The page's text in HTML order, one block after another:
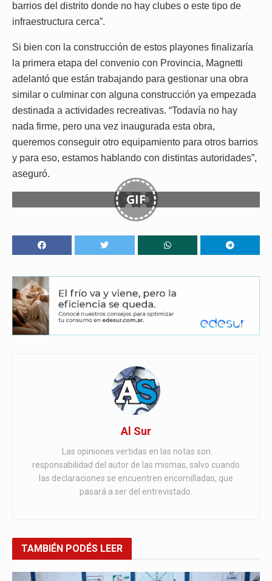
barrios del distrito donde no hay clubes o este tipo de
infraestructura cerca”.
Si bien con la construcción de estos playones finalizaría
la primera etapa del convenio con Provincia, Magnetti
adelantó que están trabajando para gestionar una obra
similar o culminar con alguna construcción ya empezada
destinada a actividades recreativas. “Todavía no hay
nada firme, pero una vez inaugurada esta obra,
queremos conseguir otro equipamiento para otros barrios
y para eso, estamos hablando con distintas autoridades”,
aseguró.
GIF
Al Sur
Las opiniones vertidas en las notas son
responsabilidad del autor de las mismas, salvo cuando
las declaraciones se encuentren encomilladas, que
pasará a ser del entrevistado.
TAMBIÉN PODÉS LEER